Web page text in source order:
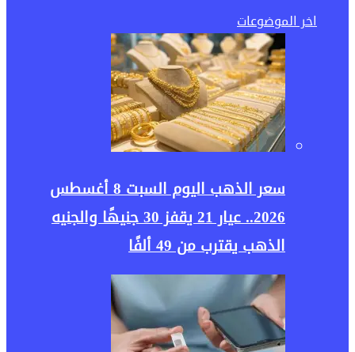
اخر الموضوعات
سعر الذهب اليوم السبت 8 أغسطس
2026.. عيار 21 يقفز 30 جنيهًا والجنيه
الذهب يقترب من 49 ألفًا